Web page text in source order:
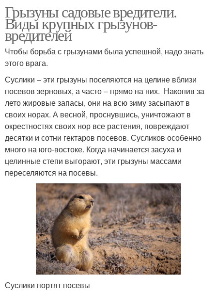
Грызуны садовые вредители.
Виды крупных грызунов-
вредителей
Чтобы борьба с грызунами была успешной, надо знать
этого врага.
Суслики – эти грызуны поселяются на целине вблизи
посевов зерновых, а часто – прямо на них. Накопив за
лето жировые запасы, они на всю зиму засыпают в
своих норах. А весной, проснувшись, уничтожают в
окрестностях своих нор все растения, повреждают
десятки и сотни гектаров посевов. Сусликов особенно
много на юго-востоке. Когда начинается засуха и
целинные степи выгорают, эти грызуны массами
переселяются на посевы.
Суслики портят посевы